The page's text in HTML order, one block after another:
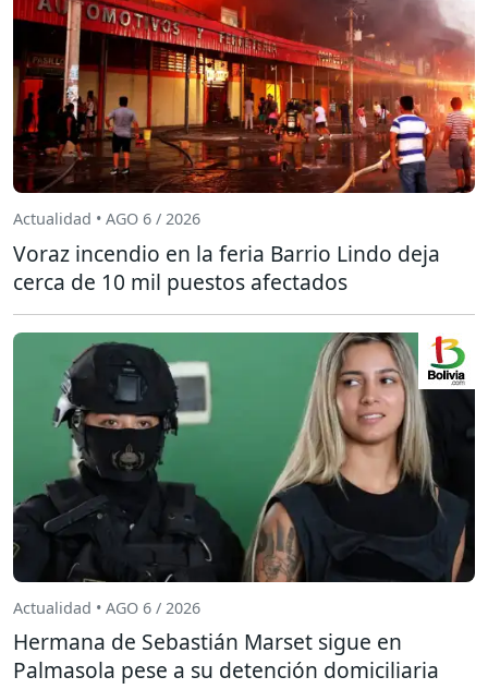
Actualidad • AGO 6 / 2026
Voraz incendio en la feria Barrio Lindo deja
cerca de 10 mil puestos afectados
Actualidad • AGO 6 / 2026
Hermana de Sebastián Marset sigue en
Palmasola pese a su detención domiciliaria